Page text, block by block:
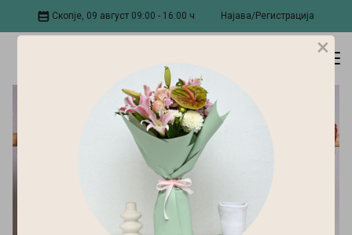
Скопје, 09 август 09:00 - 16:00 ч Најава/Регистрација
×